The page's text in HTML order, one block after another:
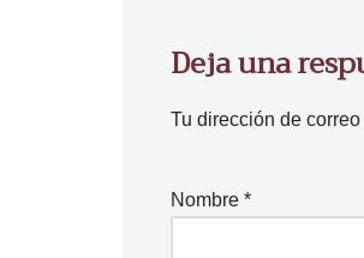
Deja una
Tu dirección de
Nombre *